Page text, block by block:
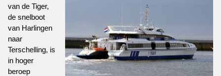
van de Tiger,
de snelboot
van Harlingen
naar
Terschelling, is
in hoger
beroep